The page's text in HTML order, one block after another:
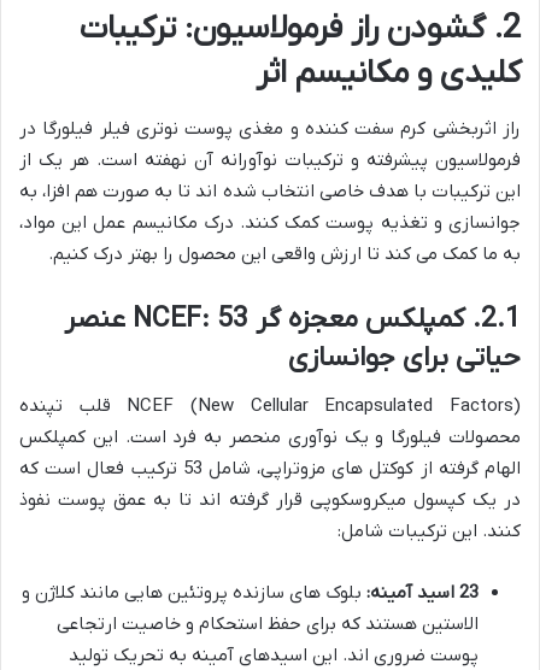
2. گشودن راز فرمولاسیون: ترکیبات
کلیدی و مکانیسم اثر
راز اثربخشی کرم سفت کننده و مغذی پوست نوتری فیلر فیلورگا در
فرمولاسیون پیشرفته و ترکیبات نوآورانه آن نهفته است. هر یک از
این ترکیبات با هدف خاصی انتخاب شده اند تا به صورت هم افزا، به
جوانسازی و تغذیه پوست کمک کنند. درک مکانیسم عمل این مواد،
به ما کمک می کند تا ارزش واقعی این محصول را بهتر درک کنیم.
2.1. کمپلکس معجزه گر NCEF: 53 عنصر
حیاتی برای جوانسازی
NCEF (New Cellular Encapsulated Factors) قلب تپنده
محصولات فیلورگا و یک نوآوری منحصر به فرد است. این کمپلکس
الهام گرفته از کوکتل های مزوتراپی، شامل 53 ترکیب فعال است که
در یک کپسول میکروسکوپی قرار گرفته اند تا به عمق پوست نفوذ
کنند. این ترکیبات شامل:
23 اسید آمینه:
بلوک های سازنده پروتئین هایی مانند کلاژن و
الاستین هستند که برای حفظ استحکام و خاصیت ارتجاعی
پوست ضروری اند. این اسیدهای آمینه به تحریک تولید